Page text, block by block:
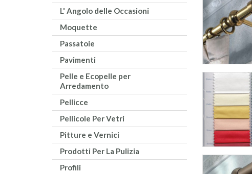
L' Angolo delle Occasioni
Moquette
Passatoie
Pavimenti
Pelle e Ecopelle per
Arredamento
Pellicce
Pellicole Per Vetri
Pitture e Vernici
Prodotti Per La Pulizia
Profili